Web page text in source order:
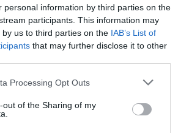
personal information by third parties on the
participants. This information may
us to third parties on the IAB’s List of
that may further disclose it to other
Processing Opt Outs
out of the Sharing of my
Χορηγός της διοργάνωσης ήταν η Klett
Υποστηρικτής ο Ελληνικός Οργανισμός
Από την ταινία “Vena”